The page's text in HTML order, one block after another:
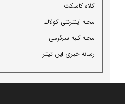
كلاه كاسكت
مجله اینترنتی كولاك
مجله كلبه سرگرمی
رسانه خبری این تیتر